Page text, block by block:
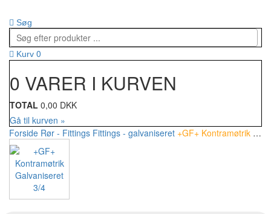
Søg
Kurv 0
0 VARER I KURVEN
TOTAL 0,00 DKK
Gå til kurven »
Forside Rør - Fittings Fittings - galvaniseret +GF+ Kontramøtrik Galvaniseret 3/4